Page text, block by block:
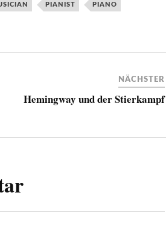
PIANIST PIANO
NÄCHSTER
Hemingway und der Stierkampf